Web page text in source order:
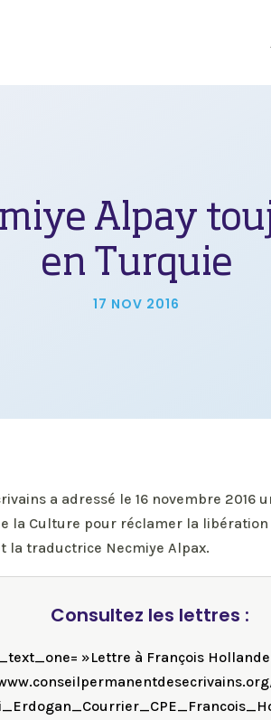
Alpay
en Turquie
17 NOV 2016
a adressé le 16 novembre 2016
la Culture pour réclamer la
la traductrice Necmiye Alpax.
Consultez les lettres :
»Lettre à François